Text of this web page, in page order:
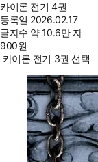
카이론 전기 4권
등록일 2026.02.17
글자수 약 10.6만 자
900원
카이론 전기 3권 선택